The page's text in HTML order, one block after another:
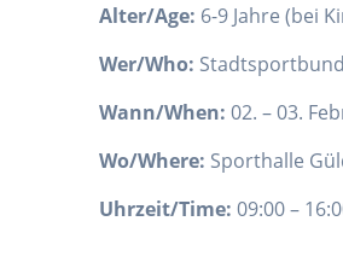
Alter/Age: 6-9 Jahre (bei
Wer/Who:
Wann/When:02. – 03.
Wo/Where: Sporthalle
Uhrzeit/Time:09:00 –